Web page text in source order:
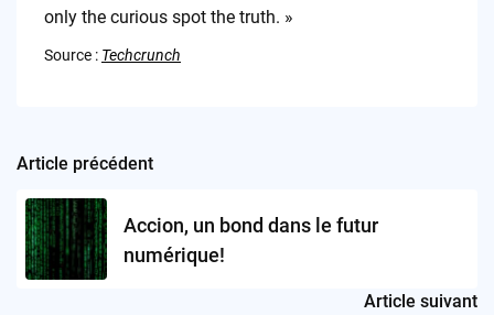
only the curious spot the truth. »
Source : Techcrunch
Post
navigation
Article précédent
Accion, un bond dans le futur
numérique!
Article suivant